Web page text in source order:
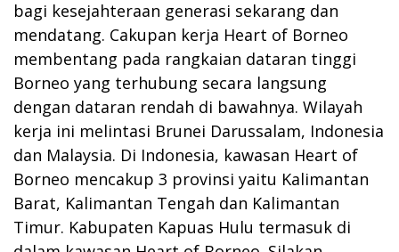
bagi kesejahteraan generasi sekarang dan
mendatang. Cakupan kerja Heart of Borneo
membentang pada rangkaian dataran tinggi
Borneo yang terhubung secara langsung
dengan dataran rendah di bawahnya. Wilayah
kerja ini melintasi Brunei Darussalam, Indonesia
dan Malaysia. Di Indonesia, kawasan Heart of
Borneo mencakup 3 provinsi yaitu Kalimantan
Barat, Kalimantan Tengah dan Kalimantan
Timur. Kabupaten Kapuas Hulu termasuk di